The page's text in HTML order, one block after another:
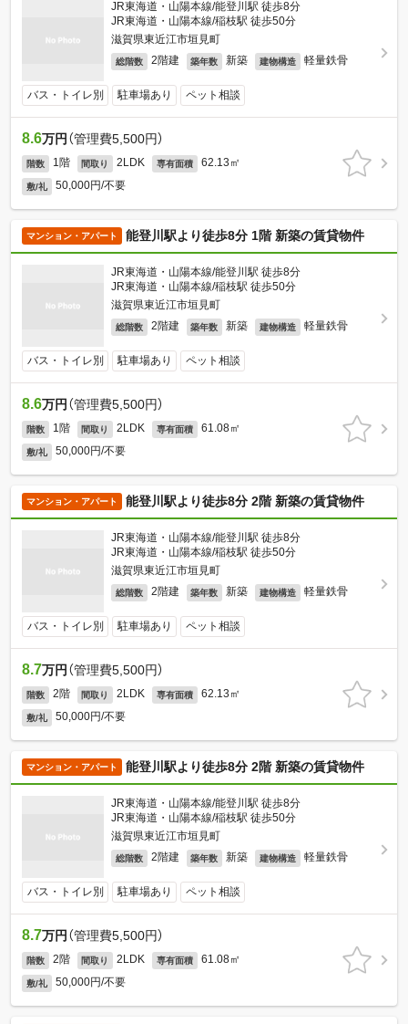
JR東海道・山陽本線/能登川駅 徒歩8分
JR東海道・山陽本線/稲枝駅 徒歩50分
滋賀県東近江市垣見町
総階数 2階建 築年数 新築 建物構造 軽量鉄骨
バス・トイレ別 駐車場あり ペット相談
8.6万円 （管理費5,500円）
階数 1階 間取り 2LDK 専有面積 62.13㎡
敷/礼 50,000円/不要
マンション・アパート 能登川駅より徒歩8分 1階 新築の賃貸物件
JR東海道・山陽本線/能登川駅 徒歩8分
JR東海道・山陽本線/稲枝駅 徒歩50分
滋賀県東近江市垣見町
総階数 2階建 築年数 新築 建物構造 軽量鉄骨
バス・トイレ別 駐車場あり ペット相談
8.6万円 （管理費5,500円）
階数 1階 間取り 2LDK 専有面積 61.08㎡
敷/礼 50,000円/不要
マンション・アパート 能登川駅より徒歩8分 2階 新築の賃貸物件
JR東海道・山陽本線/能登川駅 徒歩8分
JR東海道・山陽本線/稲枝駅 徒歩50分
滋賀県東近江市垣見町
総階数 2階建 築年数 新築 建物構造 軽量鉄骨
バス・トイレ別 駐車場あり ペット相談
8.7万円 （管理費5,500円）
階数 2階 間取り 2LDK 専有面積 62.13㎡
敷/礼 50,000円/不要
マンション・アパート 能登川駅より徒歩8分 2階 新築の賃貸物件
JR東海道・山陽本線/能登川駅 徒歩8分
JR東海道・山陽本線/稲枝駅 徒歩50分
滋賀県東近江市垣見町
総階数 2階建 築年数 新築 建物構造 軽量鉄骨
バス・トイレ別 駐車場あり ペット相談
8.7万円 （管理費5,500円）
階数 2階 間取り 2LDK 専有面積 61.08㎡
敷/礼 50,000円/不要